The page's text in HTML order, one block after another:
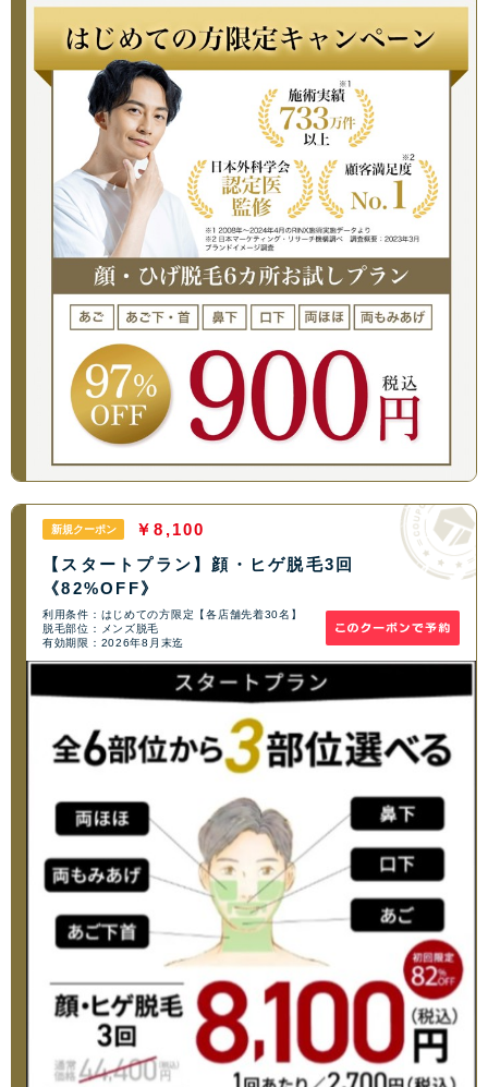
新規クーポン
￥8,100
【スタートプラン】顔・ヒゲ脱毛3回
《82%OFF》
利用条件：はじめての方限定【各店舗先着30名】
脱毛部位：メンズ脱毛
有効期限：2026年8月末迄